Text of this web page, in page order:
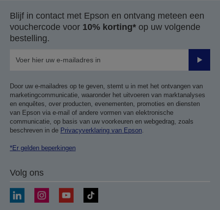
Blijf in contact met Epson en ontvang meteen een
vouchercode voor 10% korting* op uw volgende
bestelling.
Door uw e-mailadres op te geven, stemt u in met het ontvangen van
marketingcommunicatie, waaronder het uitvoeren van marktanalyses
en enquêtes, over producten, evenementen, promoties en diensten
van Epson via e-mail of andere vormen van elektronische
communicatie, op basis van uw voorkeuren en webgedrag, zoals
beschreven in de Privacyverklaring van Epson
*Er gelden beperkingen
Volg ons